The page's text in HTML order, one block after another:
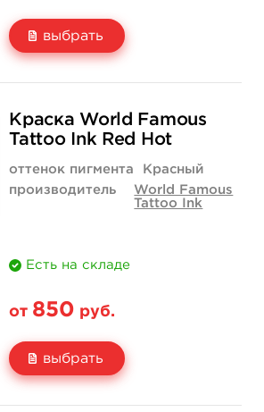
выбрать
850 руб.
купить
1 400 руб.
купить
Краска World Famous
Tattoo Ink Red Hot
оттенок пигмента
Красный
производитель
World Famous
Tattoo Ink
Есть на складе
от 850 руб.
выбрать